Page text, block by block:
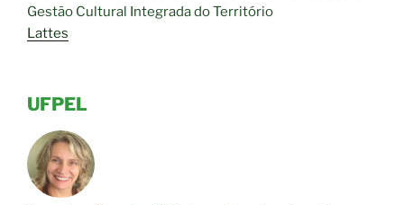
Gestão Cultural Integrada do Território
Lattes
UFPEL